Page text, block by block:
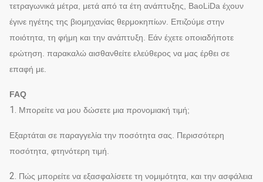
τετραγωνικά μέτρα, μετά από τα έτη ανάπτυξης, BaoLiDa έχουν
έγινε ηγέτης της βιομηχανίας θερμοκηπίων. Επιζούμε στην
ποιότητα, τη φήμη και την ανάπτυξη. Εάν έχετε οποιαδήποτε
ερώτηση. παρακαλώ αισθανθείτε ελεύθερος να μας έρθει σε
επαφή με.
FAQ
1. Μπορείτε να μου δώσετε μια προνομιακή τιμή;
Εξαρτάται σε παραγγελία την ποσότητα σας. Περισσότερη
ποσότητα, φτηνότερη τιμή.
2. Πώς μπορείτε να εξασφαλίσετε τη νομιμότητα, και την ασφάλεια